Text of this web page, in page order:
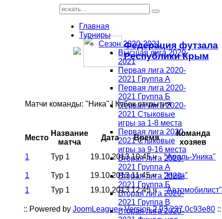
Главная
Турниры
Сезон 2020-2021
Высшая лига 2020-
2021
Первая лига 2020-
2021 Группа А
Первая лига 2020-
2021 Группа Б
Первая лига 2020-
2021 Стыковые
игры за 1-8 места
Первая лига 2020-
2021 Стыковые
игры за 9-16 места
Вторая лига 2020-
2021 Группа А
Вторая лига 2020-
2021 Группа Б
Вторая лига 2020-
2021 Группа В
Вторая лига 2020-
Федерация футзала
Республики Крым
Матчи команды: "Ника" | Кубок открытия
Место
Название
матча
Дата Время
Команда
хозяев
1 Тур 1 19.10.2013 10:45 ч "Аваль-Уника"
1 Тур 1 19.10.2013 11:45 ч "Ника"
1
Тур 1 19.10.2013 12:45 ч "Автомобилист"
:: Powered by JoomLeague-Version 2.93.237.0c93e80 ::